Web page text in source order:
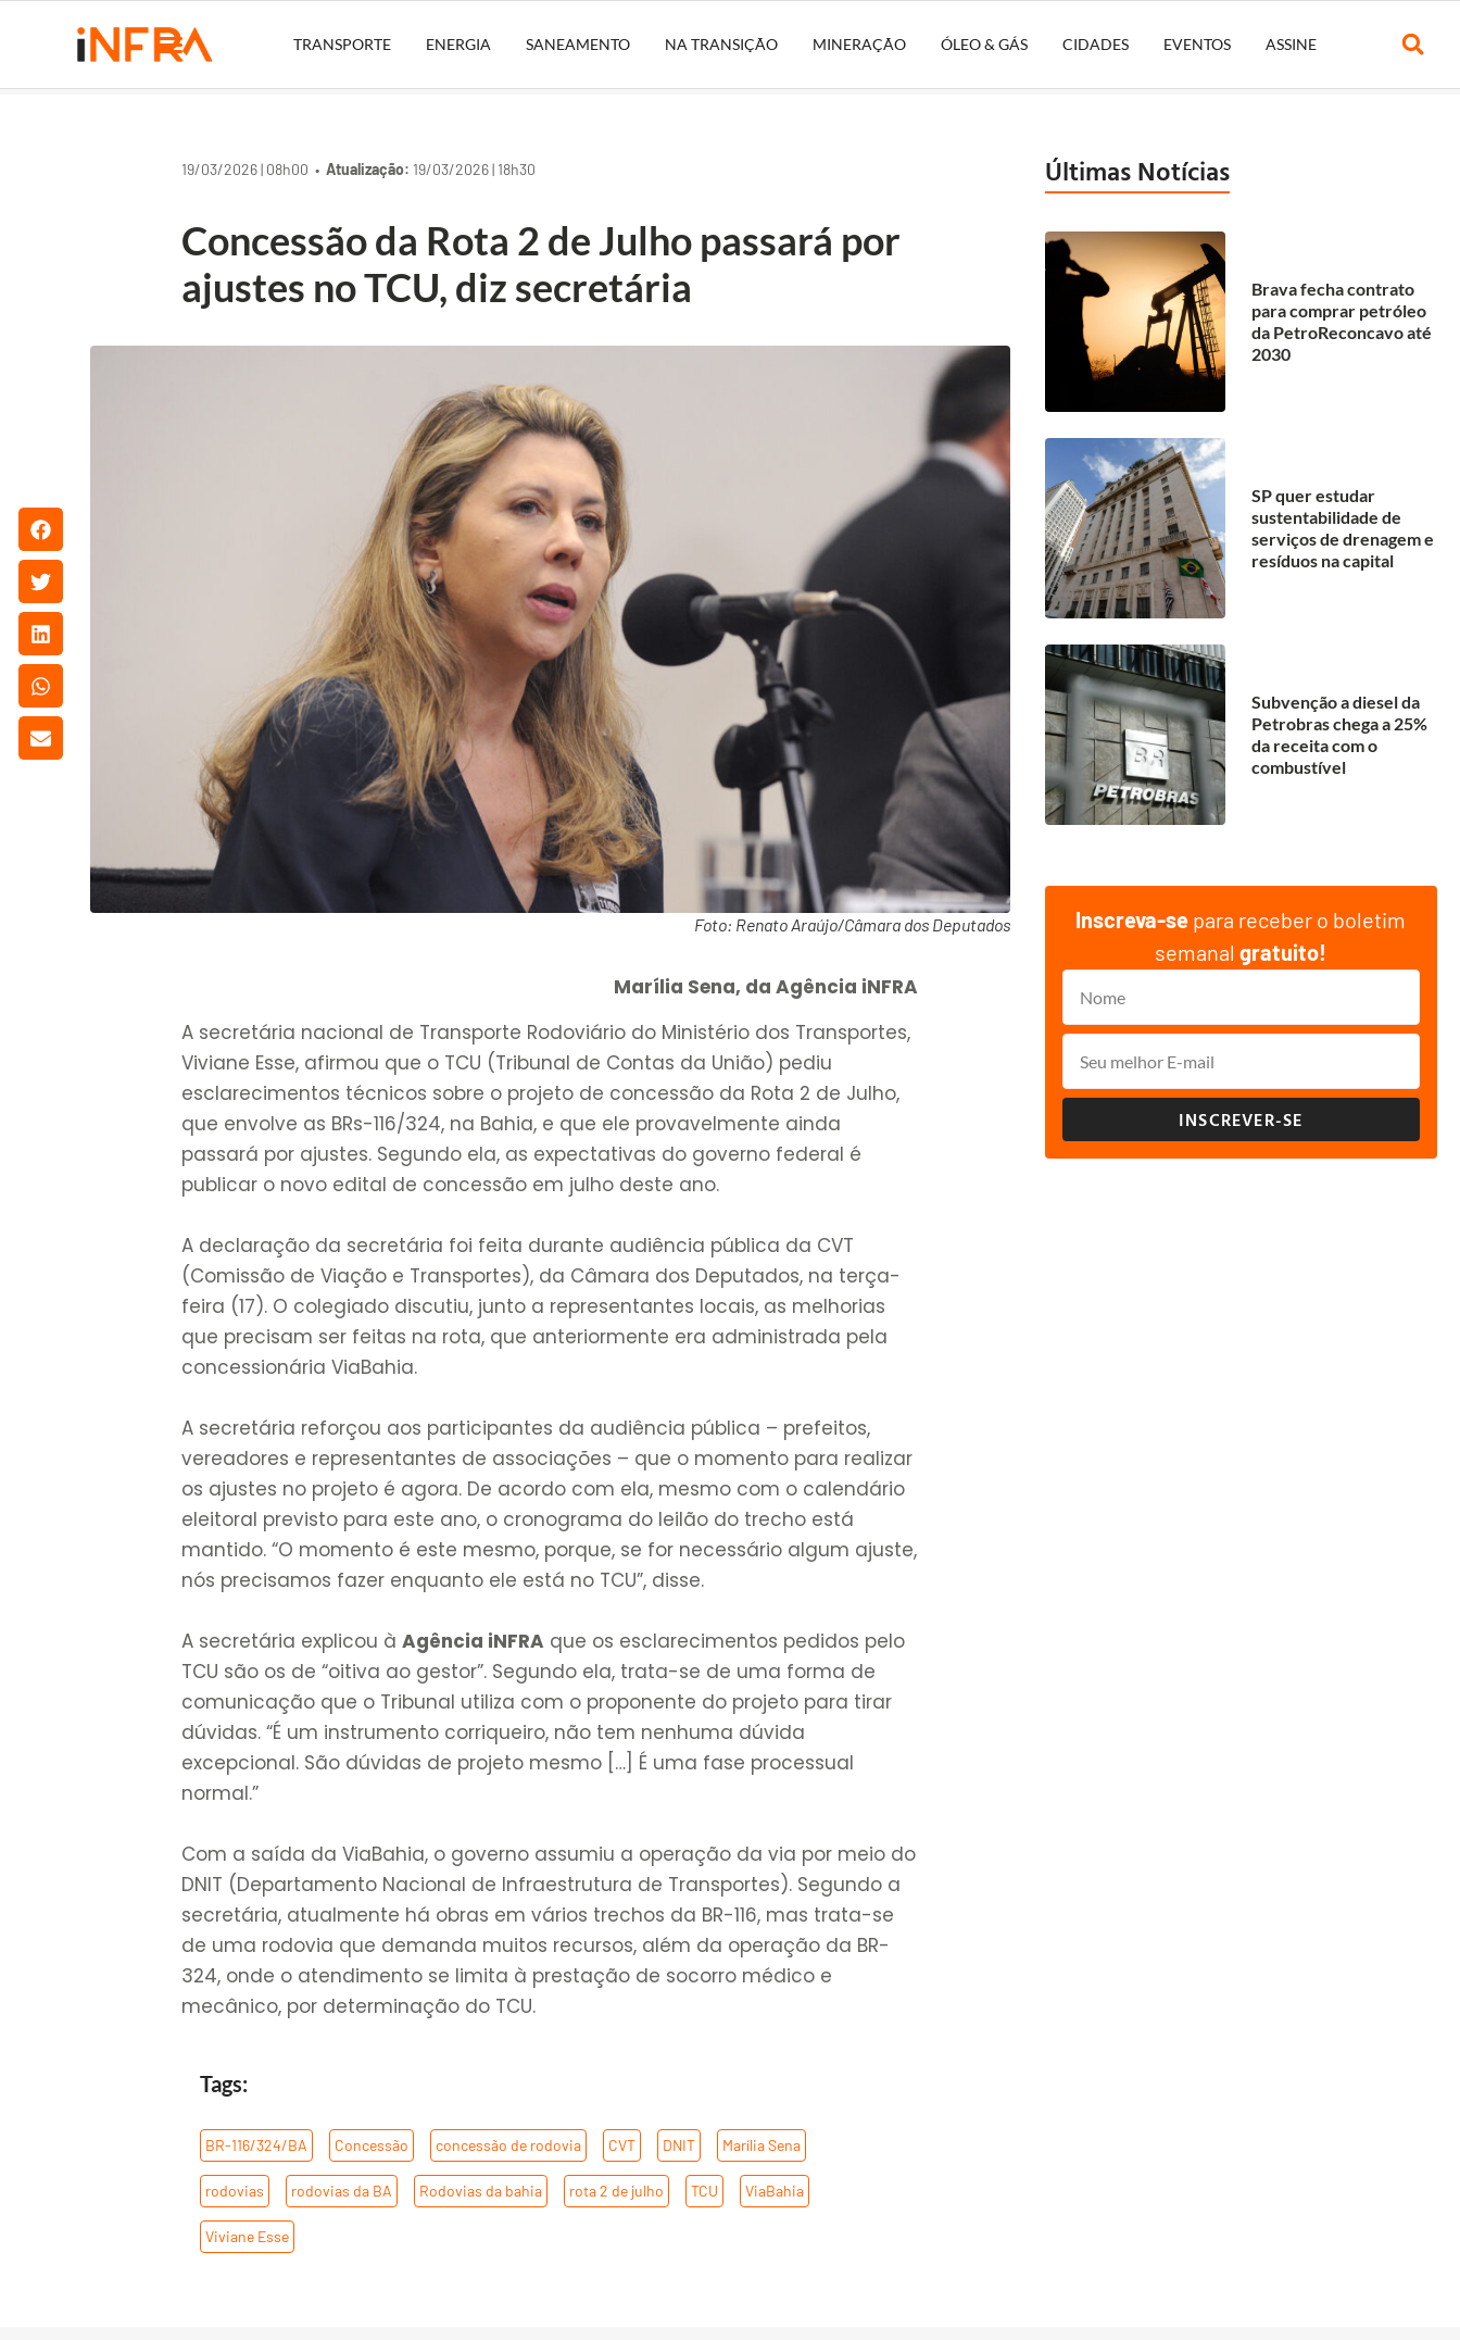
TRANSPORTE ENERGIA SANEAMENTO NA TRANSIÇÃO MINERAÇÃO ÓLEO & GÁS CIDADES EVENTOS ASSINE
19/03/2026 | 08h00 •Atualização: 19/03/2026 | 18h30
Concessão da Rota 2 de Julho passará por
ajustes no TCU, diz secretária
Foto: Renato Araújo/Câmara dos Deputados
Marília Sena, da Agência iNFRA
A secretária nacional de Transporte Rodoviário do Ministério dos Transportes,
Viviane Esse, afirmou que o TCU (Tribunal de Contas da União) pediu
esclarecimentos técnicos sobre o projeto de concessão da Rota 2 de Julho,
que envolve as BRs-116/324, na Bahia, e que ele provavelmente ainda
passará por ajustes. Segundo ela, as expectativas do governo federal é
publicar o novo edital de concessão em julho deste ano.
A declaração da secretária foi feita durante audiência pública da CVT
(Comissão de Viação e Transportes), da Câmara dos Deputados, na terça-
feira (17). O colegiado discutiu, junto a representantes locais, as melhorias
que precisam ser feitas na rota, que anteriormente era administrada pela
concessionária ViaBahia.
A secretária reforçou aos participantes da audiência pública – prefeitos,
vereadores e representantes de associações – que o momento para realizar
os ajustes no projeto é agora. De acordo com ela, mesmo com o calendário
eleitoral previsto para este ano, o cronograma do leilão do trecho está
mantido. “O momento é este mesmo, porque, se for necessário algum ajuste,
nós precisamos fazer enquanto ele está no TCU”, disse.
A secretária explicou àAgência iNFRA que os esclarecimentos pedidos pelo
TCU são os de “oitiva ao gestor”. Segundo ela, trata-se de uma forma de
comunicação que o Tribunal utiliza com o proponente do projeto para tirar
dúvidas. “É um instrumento corriqueiro, não tem nenhuma dúvida
excepcional. São dúvidas de projeto mesmo […] É uma fase processual
normal.”
Com a saída da ViaBahia, o governo assumiu a operação da via por meio do
DNIT (Departamento Nacional de Infraestrutura de Transportes). Segundo a
secretária, atualmente há obras em vários trechos da BR-116, mas trata-se
de uma rodovia que demanda muitos recursos, além da operação da BR-
324, onde o atendimento se limita à prestação de socorro médico e
mecânico, por determinação do TCU.
Tags:
BR-116/324/BA Concessão concessão de rodovia CVT DNIT Marília Sena
rodovias rodovias da BA Rodovias da bahia rota 2 de julho TCU ViaBahia
Viviane Esse
Últimas Notícias
Brava fecha contrato
para comprar petróleo
da PetroReconcavo até
2030
SP quer estudar
sustentabilidade de
serviços de drenagem e
resíduos na capital
Subvenção a diesel da
Petrobras chega a 25%
da receita com o
combustível
Inscreva-se para receber o boletim
semanalgratuito!
INSCREVER-SE